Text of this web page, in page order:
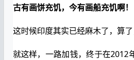
古有画饼充饥，今有画船充饥啊！
这时候印度其实已经麻木了，算
就这样，一路加钱，终于在2012